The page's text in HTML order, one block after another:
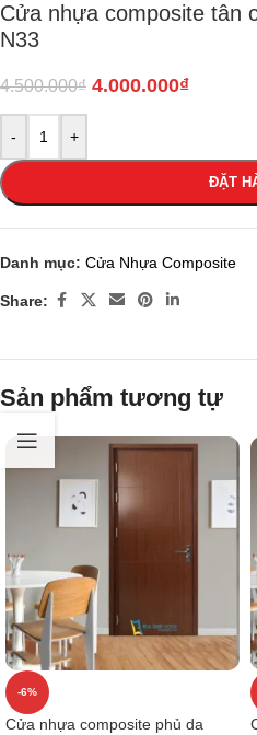
Cửa nhựa composite tân
N33
4.500.000₫ 4.000.000₫
- +
ĐẶT
Danh mục: Cửa Nhựa Composite
Share:
Sản phẩm tương tự
-6%
Cửa nhựa composite phủ da